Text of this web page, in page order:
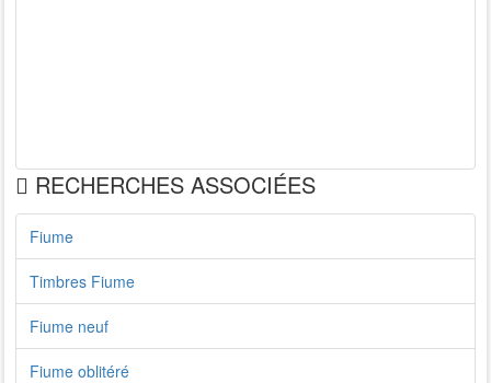
RECHERCHES ASSOCIÉES
Fiume
Timbres Fiume
Fiume neuf
Fiume oblitéré